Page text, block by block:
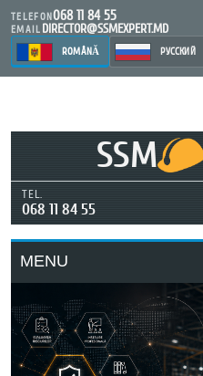
TELEFON068 11 84 55
EMAIL DIRECTOR@SSMEXPERT.MD
ROMÂNĂ РУССКИЙ
SSM
TEL.
068 11 84 55
MENU